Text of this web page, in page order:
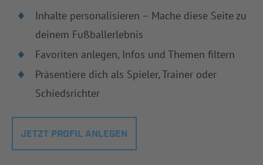
Inhalte personalisieren – Mache diese Seite zu
deinem Fußballerlebnis
Favoriten anlegen, Infos und Themen filtern
Präsentiere dich als Spieler, Trainer oder
Schiedsrichter
JETZT PROFIL ANLEGEN